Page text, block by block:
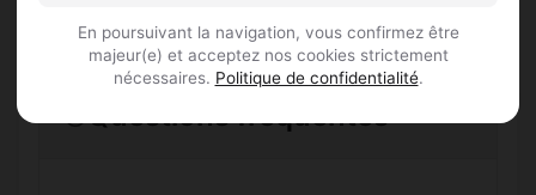
En poursuivant la navigation, vous confirmez être
majeur(e) et acceptez nos cookies strictement
nécessaires. Politique de confidentialité.
Questions fréquentes